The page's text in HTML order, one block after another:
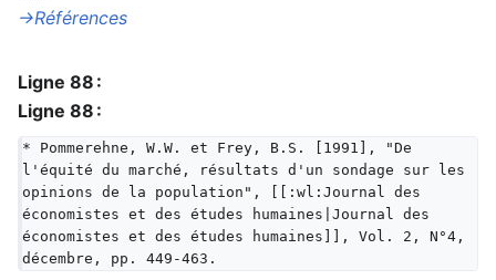
→‎Références
Ligne 88 :
Ligne 88 :
* Pommerehne, W.W. et Frey, B.S. [1991], "De
l'équité du marché, résultats d'un sondage sur les
opinions de la population", [[:wl:Journal des
économistes et des études humaines|Journal des
économistes et des études humaines]], Vol. 2, N°4,
décembre, pp. 449-463.